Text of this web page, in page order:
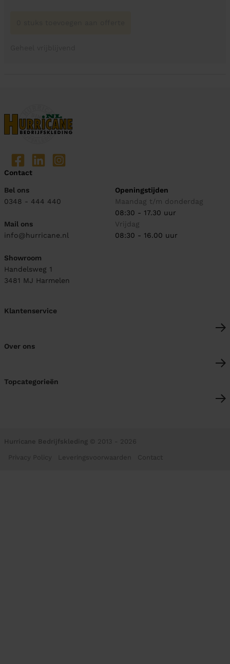
Contact
Bel ons
0348 - 444 440
Mail ons
info@hurricane.nl
Showroom
Handelsweg 1
3481 MJ Harmelen
Openingstijden
Maandag t/m donderdag
08:30 - 17.30 uur
Vrijdag
08:30 - 16.00 uur
Klantenservice
Over ons
Topcategorieën
Hurricane Bedrijfskleding © 2013 - 2026
Privacy Policy Leveringsvoorwaarden Contact